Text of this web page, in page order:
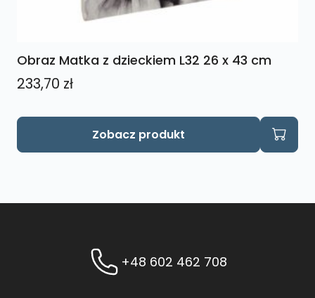
Obraz Matka z dzieckiem L32 26 x 43 cm
233,70 zł
Zobacz produkt
+48 602 462 708